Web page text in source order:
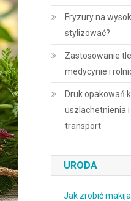
Fryzury na
stylizować?
Zastosowanie
medycynie i
Druk opakowań
uszlachetnienia
transport
URODA
Jak zrobić